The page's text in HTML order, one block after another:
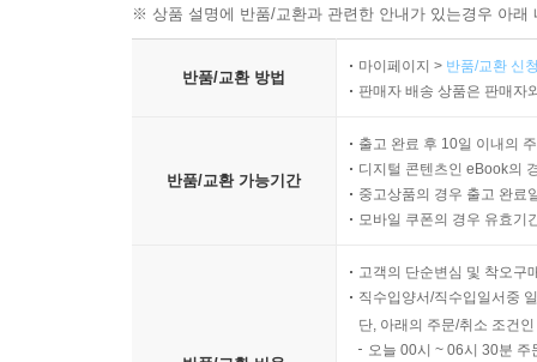
※ 상품 설명에 반품/교환과 관련한 안내가 있는경우 아
반품/교환 방법
마이페이지 > 반품/교환 신
판매자 배송 상품은 판매자
반품/교환 가능기간
출고 완료 후 10일 이내의
디지털 콘텐츠인 eBook의
중고상품의 경우 출고 완료
모바일 쿠폰의 경우 유효기
고객의 단순변심 및 착오구
직수입양서/직수입일서중
단, 아래의 주문/취소 조건
오늘 00시 ~ 06시 30분